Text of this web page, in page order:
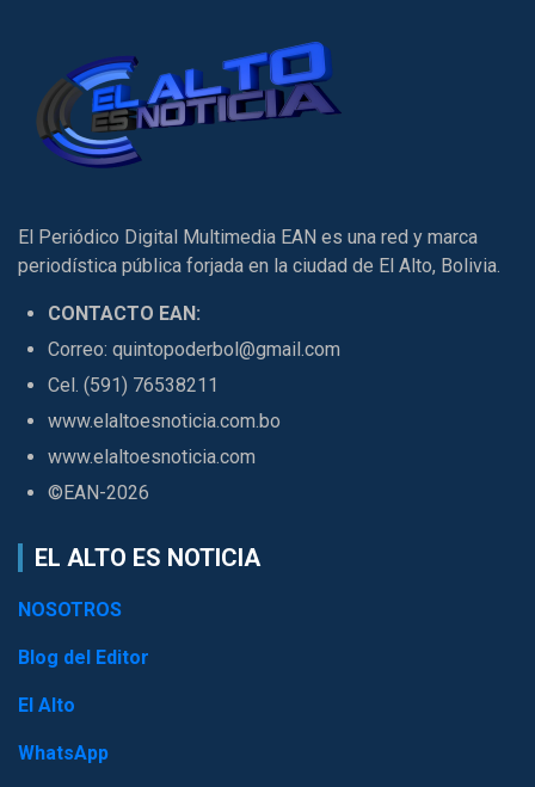
El Periódico Digital Multimedia EAN es una red y marca
periodística pública forjada en la ciudad de El Alto, Bolivia.
CONTACTO EAN:
Correo: quintopoderbol@gmail.com
Cel. (591) 76538211
www.elaltoesnoticia.com.bo
www.elaltoesnoticia.com
©EAN-2026
EL ALTO ES NOTICIA
NOSOTROS
Blog del Editor
El Alto
WhatsApp